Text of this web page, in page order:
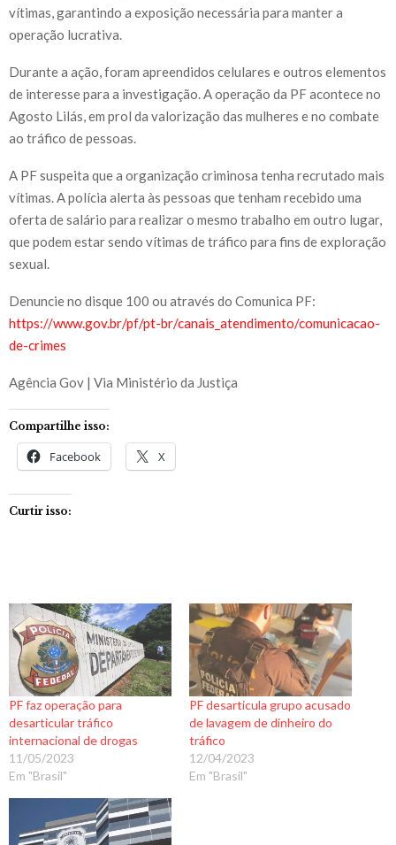
vítimas, garantindo a exposição necessária para manter a
operação lucrativa.
Durante a ação, foram apreendidos celulares e outros elementos
de interesse para a investigação. A operação da PF acontece no
Agosto Lilás, em prol da valorização das mulheres e no combate
ao tráfico de pessoas.
A PF suspeita que a organização criminosa tenha recrutado mais
vítimas. A polícia alerta às pessoas que tenham recebido uma
oferta de salário para realizar o mesmo trabalho em outro lugar,
que podem estar sendo vítimas de tráfico para fins de exploração
sexual.
Denuncie no disque 100 ou através do Comunica PF:
https://www.gov.br/pf/pt-br/canais_atendimento/comunicacao-
de-crimes
Agência Gov | Via Ministério da Justiça
Compartilhe isso:
Facebook X
Curtir isso:
PF faz operação para
desarticular tráfico
internacional de drogas
11/05/2023
Em "Brasil"
PF desarticula grupo acusado
de lavagem de dinheiro do
tráfico
12/04/2023
Em "Brasil"